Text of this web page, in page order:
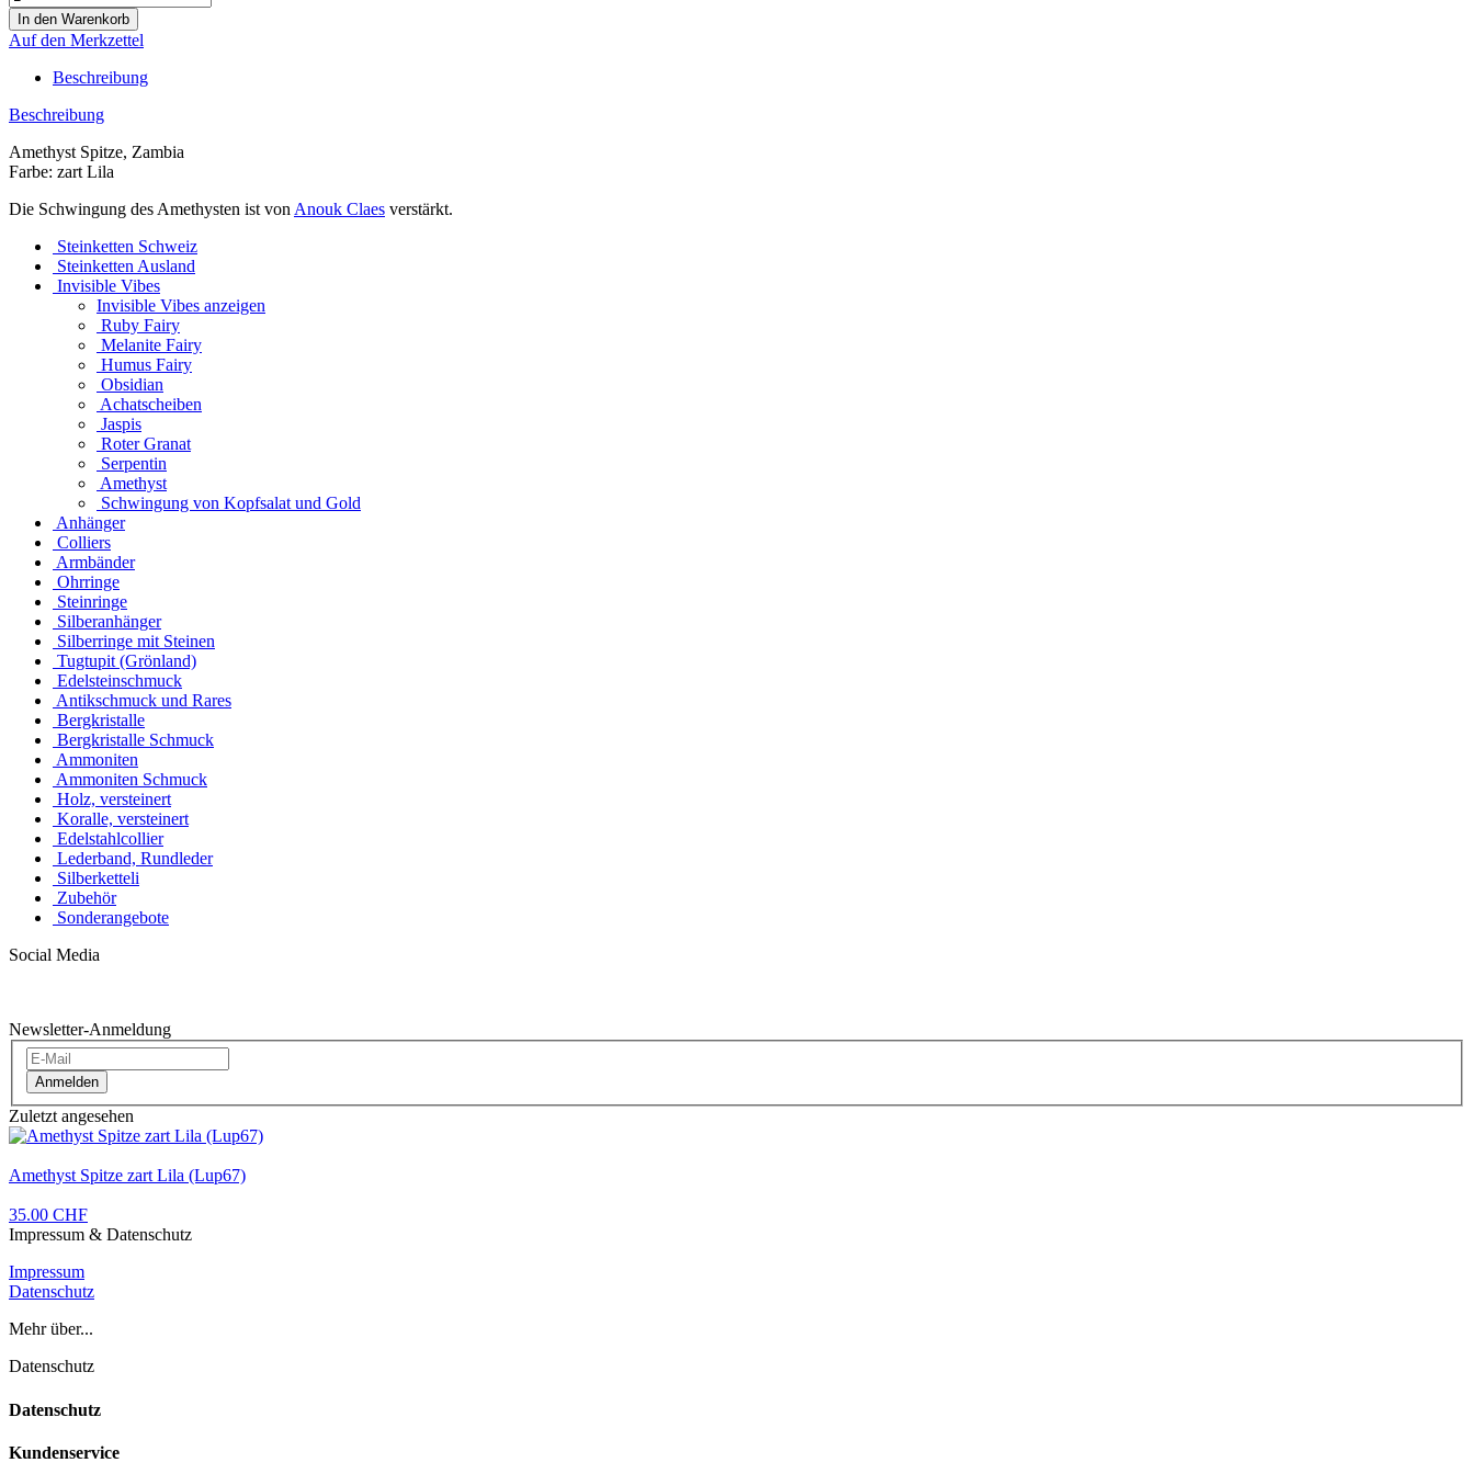
Auf den Merkzettel
Beschreibung
Beschreibung
Amethyst Spitze, Zambia
Farbe: zart Lila
Die Schwingung des Amethysten ist von Anouk Claes verstärkt.
Steinketten Schweiz
Steinketten Ausland
Invisible Vibes
Invisible Vibes anzeigen
Ruby Fairy
Melanite Fairy
Humus Fairy
Obsidian
Achatscheiben
Jaspis
Roter Granat
Serpentin
Amethyst
Schwingung von Kopfsalat und Gold
Anhänger
Colliers
Armbänder
Ohrringe
Steinringe
Silberanhänger
Silberringe mit Steinen
Tugtupit (Grönland)
Edelsteinschmuck
Antikschmuck und Rares
Bergkristalle
Bergkristalle Schmuck
Ammoniten
Ammoniten Schmuck
Holz, versteinert
Koralle, versteinert
Edelstahlcollier
Lederband, Rundleder
Silberketteli
Zubehör
Sonderangebote
Social Media
Newsletter-Anmeldung
Anmelden
Zuletzt angesehen
Amethyst Spitze zart Lila (Lup67)
35.00 CHF
Impressum & Datenschutz
Impressum
Datenschutz
Mehr über...
Datenschutz
Datenschutz
Kundenservice